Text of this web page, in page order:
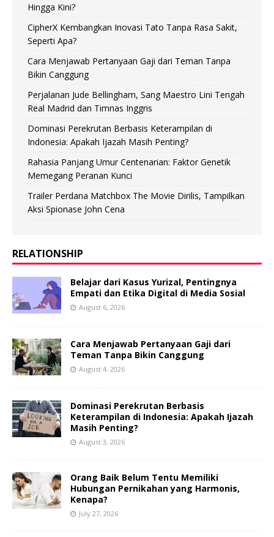
Hingga Kini?
CipherX Kembangkan Inovasi Tato Tanpa Rasa Sakit,
Seperti Apa?
Cara Menjawab Pertanyaan Gaji dari Teman Tanpa
Bikin Canggung
Perjalanan Jude Bellingham, Sang Maestro Lini Tengah
Real Madrid dan Timnas Inggris
Dominasi Perekrutan Berbasis Keterampilan di
Indonesia: Apakah Ijazah Masih Penting?
Rahasia Panjang Umur Centenarian: Faktor Genetik
Memegang Peranan Kunci
Trailer Perdana Matchbox The Movie Dirilis, Tampilkan
Aksi Spionase John Cena
RELATIONSHIP
Belajar dari Kasus Yurizal, Pentingnya
Empati dan Etika Digital di Media Sosial
August 6, 2026
Cara Menjawab Pertanyaan Gaji dari
Teman Tanpa Bikin Canggung
August 4, 2026
Dominasi Perekrutan Berbasis
Keterampilan di Indonesia: Apakah Ijazah
Masih Penting?
August 3, 2026
Orang Baik Belum Tentu Memiliki
Hubungan Pernikahan yang Harmonis,
Kenapa?
July 27, 2026